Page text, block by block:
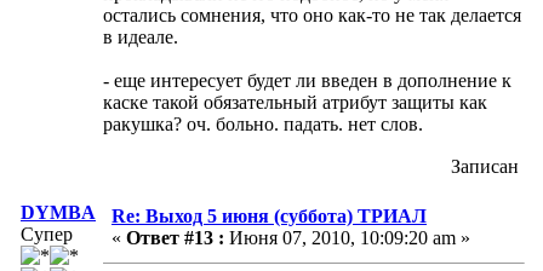
остались сомнения, что оно как-то не так делается
в идеале.
- еще интересует будет ли введен в дополнение к
каске такой обязательный атрибут защиты как
ракушка? оч. больно. падать. нет слов.
Записан
DYMBA
Супер
Re: Выход 5 июня (суббота) ТРИАЛ
« Ответ #13 : Июня 07, 2010, 10:09:20 am »